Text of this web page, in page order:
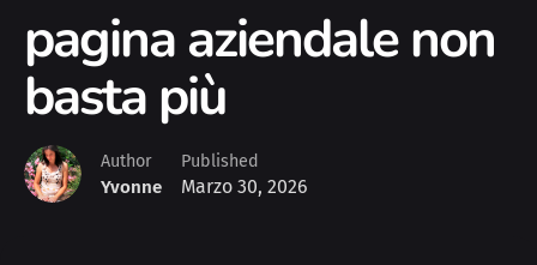
pagina aziendale non
basta più
Author
Yvonne
Published
Marzo 30, 2026